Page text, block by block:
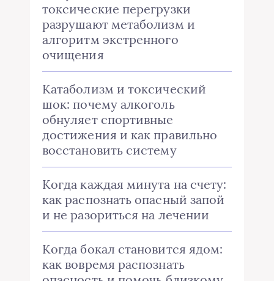
токсические перегрузки
разрушают метаболизм и
алгоритм экстренного
очищения
Катаболизм и токсический
шок: почему алкоголь
обнуляет спортивные
достижения и как правильно
восстановить систему
Когда каждая минута на счету:
как распознать опасный запой
и не разориться на лечении
Когда бокал становится ядом:
как вовремя распознать